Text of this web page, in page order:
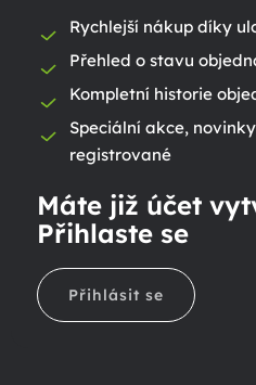
Rychlejší nákup díky
Přehled o stavu
Kompletní historie
Speciální akce,
registrované
Máte již účet
Přihlaste se
Přihlásit se